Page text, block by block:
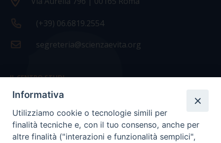
(+39) 06.6819.2554
segreteria@scienzaevita.org
IL CENTRO STUDI
La nostra storia
Statuto
Presidenza e ufficio presidenza
Informativa
Utilizziamo cookie o tecnologie simili per
finalità tecniche e, con il tuo consenso, anche per
altre finalità ("interazioni e funzionalità semplici",